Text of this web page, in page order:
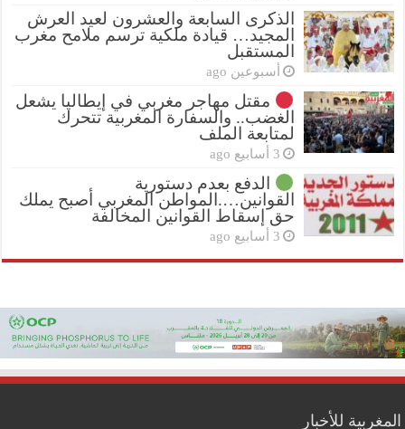
الذكرى السابعة والعشرون لعيد العرش
المجيد… قيادة ملكية ترسم ملامح مغرب
المستقبل
أسبوعين ago
مقتل مهاجر مغربي في إيطاليا يشعل
الغضب.. والسفارة المغربية تتحرك
لمتابعة الملف
3 أسابيع ago
الدفع بعدم دستورية
القوانين….المواطن المغربي أصبح يملك
حق إسقاط القوانين المخالفة
3 أسابيع ago
المغربية للأخبار